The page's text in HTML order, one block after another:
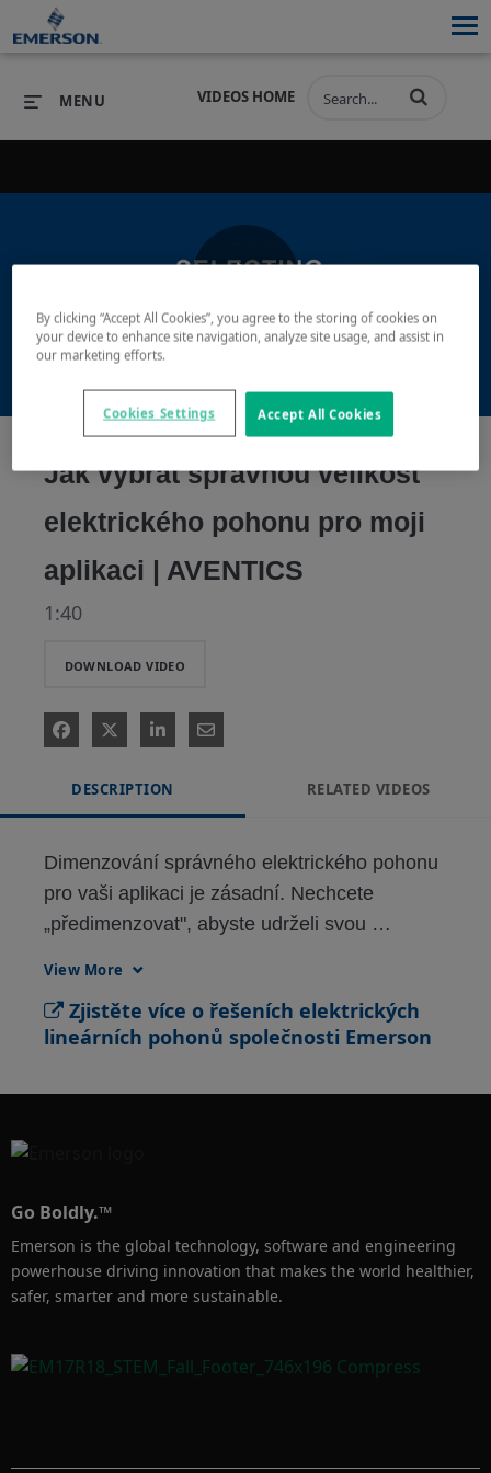
PRODUCTS SOFTWARE
INDUSTRIES
INDUSTRIES
SERVICES & SUPPORT
SERVICES & SUPPORT
COMPANY
VIDEOS HOME
MENU
Play
Video
Jak vybrat správnou velikost
elektrického pohonu pro moji
aplikaci | AVENTICS
1:40
DOWNLOAD VIDEO
DESCRIPTION RELATED VIDEOS
Dimenzování správného elektrického pohonu
pro vaši aplikaci je zásadní. Nechcete
„předimenzovat", abyste udrželi svou
výkon vašeho stroje.
View More
Zjistěte více o řešeních elektrických
lineárních pohonů společnosti Emerson
Go Boldly.™
Emerson is the global technology, software and engineering
powerhouse driving innovation that makes the world healthier,
safer, smarter and more sustainable.
By clicking “Accept All Cookies”, you agree to the storing of cookies on
your device to enhance site navigation, analyze site usage, and assist in
our marketing efforts.
Accept All Cookies
Cookies Settings